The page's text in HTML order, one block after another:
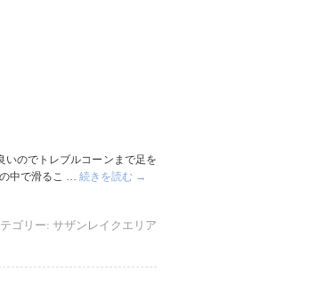
いのでトレブルコーンまで足を
中で滑るこ … 続きを読む →
ゴリー: サザンレイクエリア